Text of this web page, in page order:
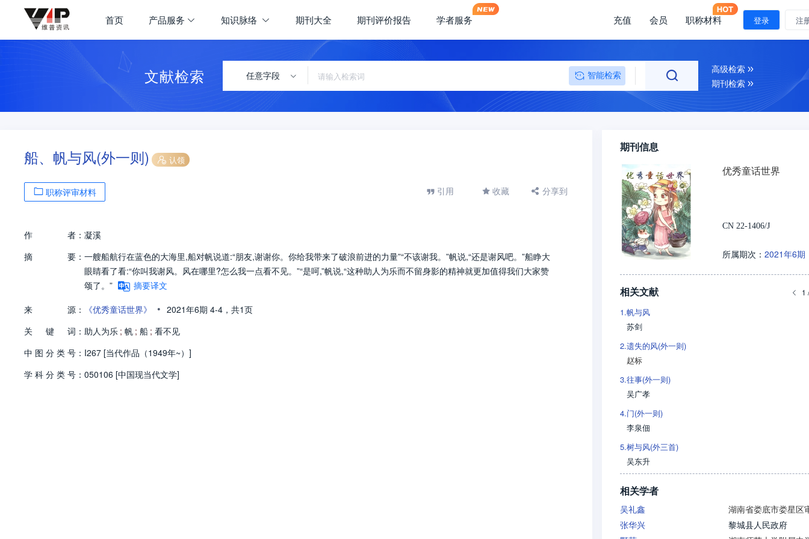
首页 产品服务 知识脉络 期刊大全 期刊评价报告 学者服务 充值 会员 职称材料 登录 注
文献检索 任意字段 智能检索
高级检索
期刊检索
船、帆与风(外一则) 认领
职称评审材料 引用 收藏 分享到
作 者： 凝溪
摘
要： 一艘船航行在蓝色的大海里,船对帆说道:“朋友,谢谢你。你给我带来了破浪前进的力量”“不该谢我。”帆说,“还是谢风吧。”船睁大
眼睛看了看:“你叫我谢风。风在哪里?怎么我一点看不见。”“是呵,”帆说,“这种助人为乐而不留身影的精神就更加值得我们大家赞
颂了。”
摘要译文
来
源： 《优秀童话世界》 • 2021年6期 4-4， 共1页
关
键 词： 助人为乐 ; 帆 ; 船 ; 看不见
中 图 分 类 号： I267 [当代作品（1949年~）]
学 科 分 类 号： 050106 [中国现当代文学]
期刊信息
优秀童话世界
CN 22-1406/J
所属期次： 2021年6期
相关文献 1
1.帆与风
苏剑
2.遗失的风(外一则)
赵标
3.往事(外一则)
吴广孝
4.门(外一则)
李泉佃
5.树与风(外三首)
吴东升
相关学者
吴礼鑫
张华兴
黎城县人民政府